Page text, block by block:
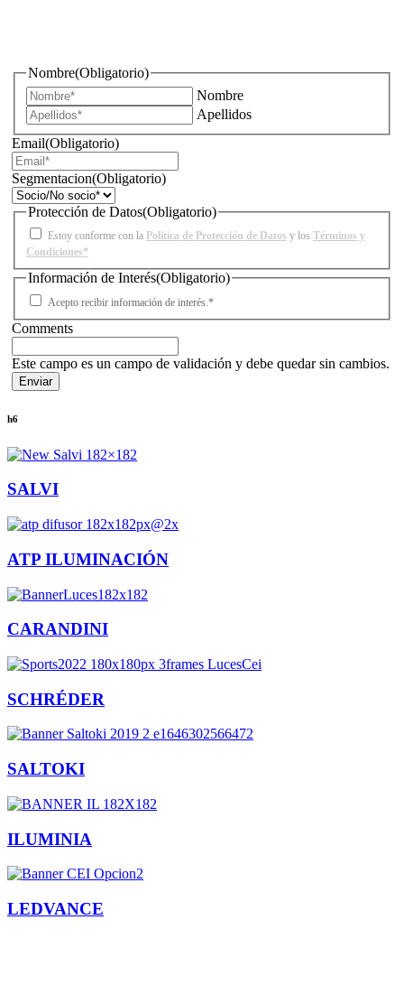
Nombre(Obligatorio)
Nombre
Apellidos
Email(Obligatorio)
Segmentacion(Obligatorio)
Protección de Datos(Obligatorio)
Estoy conforme con la Política de Protección de Datos y los Términos y
Condiciones*
Información de Interés(Obligatorio)
Acepto recibir información de interés.*
Comments
Este campo es un campo de validación y debe quedar sin cambios.
h6
SALVI
ATP ILUMINACIÓN
CARANDINI
SCHRÉDER
SALTOKI
ILUMINIA
LEDVANCE